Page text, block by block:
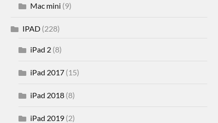
Mac mini (9)
IPAD (228)
iPad 2 (8)
iPad 2017 (15)
iPad 2018 (8)
iPad 2019 (2)